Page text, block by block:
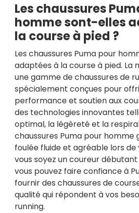
Les chaussures
homme sont-elles
la course à pied ?
Les chaussures Puma pour
adaptées à la course à pied. La
une gamme de chaussures de
spécialement conçues pour
performance et soutien aux
des technologies innovantes
optimal, la légèreté et la
chaussures Puma pour homme
foulée fluide et agréable lors de
vous soyez un coureur
vous pouvez faire confiance à
fournir des chaussures de
qualité qui répondent à vos
running.